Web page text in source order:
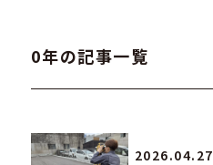
0年の記事一覧
2026.04.27